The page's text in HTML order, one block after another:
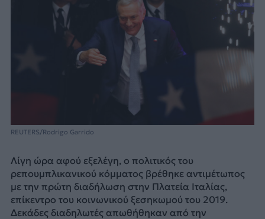
REUTERS/Rodrigo Garrido
Λίγη ώρα αφού εξελέγη, ο πολιτικός του
ρεπουμπλικανικού κόμματος βρέθηκε αντιμέτωπος
με την πρώτη διαδήλωση στην Πλατεία Ιταλίας,
επίκεντρο του κοινωνικού ξεσηκωμού του 2019.
Δεκάδες διαδηλωτές απωθήθηκαν από την